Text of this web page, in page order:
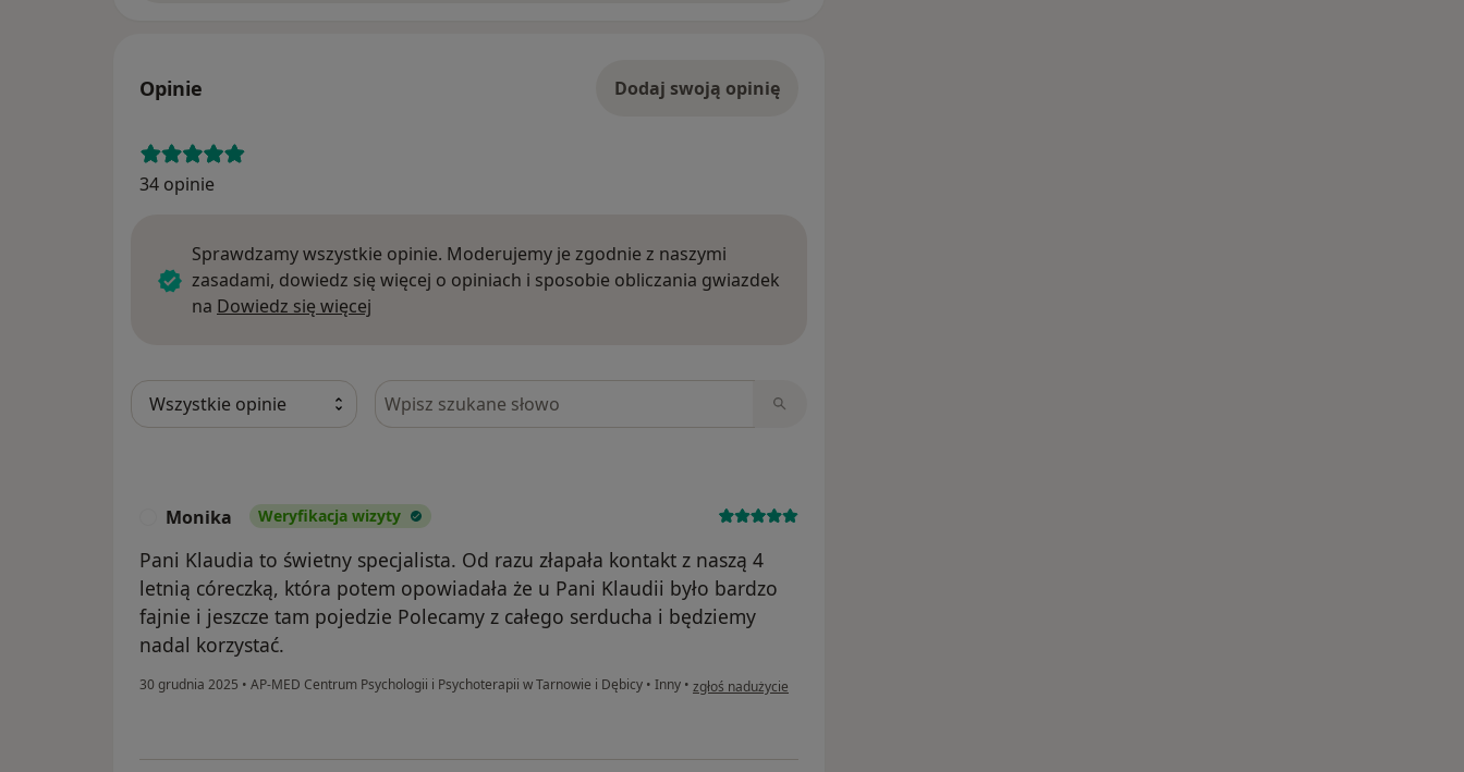
Opinie Dodaj swoją opinię
34 opinie
Sprawdzamy wszystkie opinie. Moderujemy je zgodnie z naszymi
zasadami, dowiedz się więcej o opiniach i sposobie obliczania gwiazdek
na Dowiedz się więcej
Szukaj w opiniach
Monika Weryfikacja wizyty
Pani Klaudia to świetny specjalista. Od razu złapała kontakt z naszą 4
letnią córeczką, która potem opowiadała że u Pani Klaudii było bardzo
fajnie i jeszcze tam pojedzie Polecamy z całego serducha i będziemy
nadal korzystać.
30 grudnia 2025 • AP-MED Centrum Psychologii i Psychoterapii w Tarnowie i Dębicy • Inny • w opinii użytkownika Monika
zgłoś nadużycie